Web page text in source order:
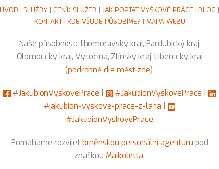
ÚVOD | SLUŽBY | CENÍK SLUŽEB | JAK POPTAT VÝŠKOVÉ PRÁCE | BLOG |
KONTAKT| KDE VŠUDE PŮSOBÍME? | MAPA WEBU
Naše působnost: Jihomoravský kraj, Pardubický kraj,
Olomoucký kraj, Vysočina, Zlínský kraj, Liberecký kraj
(podrobně dle měst zde).
#JakubionVyskovePrace #JakubionVyskovePrace
#jakubion-vyskove-prace-z-lana
#JakubionVyskovePrace
Pomáháme rozvíjet brněnskou personální agenturu pod
značkou Maikoletta.